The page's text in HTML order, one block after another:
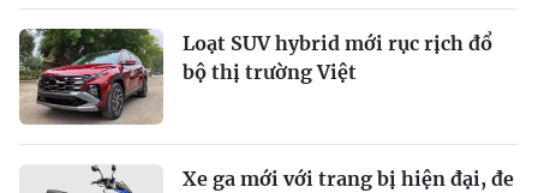
Loạt SUV hybrid mới rục rịch đổ
bộ thị trường Việt
Xe ga mới với trang bị hiện đại, đe